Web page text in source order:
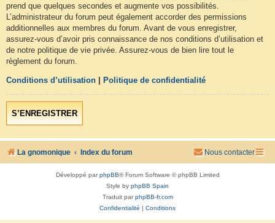
prend que quelques secondes et augmente vos possibilités.
L’administrateur du forum peut également accorder des permissions
additionnelles aux membres du forum. Avant de vous enregistrer,
assurez-vous d’avoir pris connaissance de nos conditions d’utilisation et
de notre politique de vie privée. Assurez-vous de bien lire tout le
règlement du forum.
Conditions d’utilisation Politique de confidentialité
S’ENREGISTRER
La gnomonique Index du forum Nous contacter
Développé parphpBB® Forum Software © phpBB Limited
Style by phpBB Spain
Traduit parphpBB-fr.com
Confidentialité
Conditions